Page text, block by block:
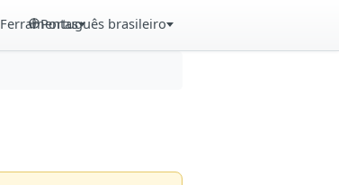
FerramentasPortuguês brasileiro